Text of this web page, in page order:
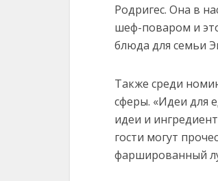
Родригес. Она в
шеф-поваром и
блюда для семьи
Также среди
сферы. «Идеи для
идеи и
гости могут
фаршированный